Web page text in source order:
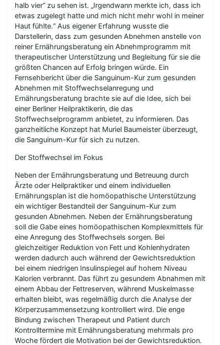
halb vier“ zu sehen ist. „Irgendwann merkte ich, dass ich
etwas zugelegt hatte und mich nicht mehr wohl in meiner
Haut fühlte.“ Aus eigener Erfahrung wusste die
Darstellerin, dass zum gesunden Abnehmen anstelle von
reiner Ernährungsberatung ein Abnehmprogramm mit
therapeutischer Unterstützung und Begleitung für sie die
größten Chancen auf Erfolg bringen würde. Ein
Fernsehbericht über die Sanguinum-Kur zum gesunden
Abnehmen mit Stoffwechselanregung und
Ernährungsberatung brachte sie auf die Idee, sich bei
einer Berliner Heilpraktikerin, die das
Stoffwechselprogramm anbietet, zu informieren. Das
ganzheitliche Konzept hat Muriel Baumeister überzeugt,
die Sanguinum-Kur für sich zu nutzen.
Der Stoffwechsel im Fokus
Neben der Ernährungsberatung und Betreuung durch
Ärzte oder Heilpraktiker und einem individuellen
Ernährungsplan ist die homöopathische Unterstützung
ein wichtiger Bestandteil der Sanguinum-Kur zum
gesunden Abnehmen. Neben der Ernährungsberatung
soll die Gabe eines homöopathischen Komplexmittels für
eine Anregung des Stoffwechsels sorgen. Bei
gleichzeitiger Reduktion von Fett und Kohlenhydraten
werden dadurch auch während der Gewichtsreduktion
bei einem niedrigen Insulinspiegel auf hohem Niveau
Kalorien verbrannt. Das führt zu gesundem Abnahmen mit
einem Abbau der Fettreserven, während Muskelmasse
erhalten bleibt, was regelmäßig durch die Analyse der
Körperzusammensetzung kontrolliert wird. Die enge
Bindung zwischen Therapeut und Patient durch
Kontrolltermine mit Ernährungsberatung mehrmals pro
Woche fördert die Motivation bei der Gewichtsreduktion.